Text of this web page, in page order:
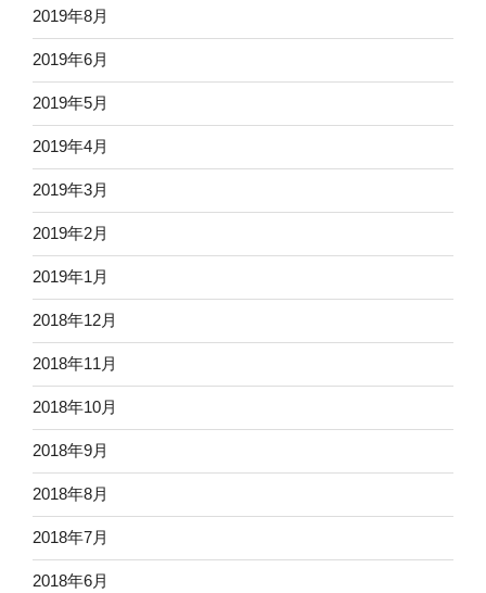
2019年8月
2019年6月
2019年5月
2019年4月
2019年3月
2019年2月
2019年1月
2018年12月
2018年11月
2018年10月
2018年9月
2018年8月
2018年7月
2018年6月